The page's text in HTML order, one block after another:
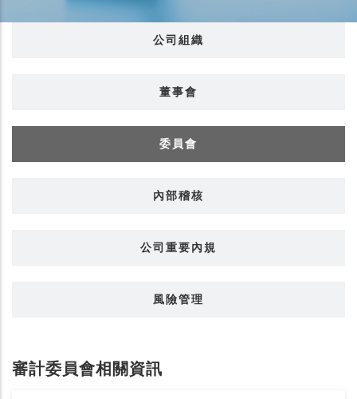
公司組織
董事會
委員會
內部稽核
公司重要內規
風險管理
審計委員會相關資訊